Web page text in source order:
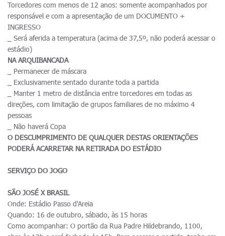
Torcedores com menos de 12 anos: somente acompanhados por
responsável e com a apresentação de um DOCUMENTO +
INGRESSO
_ Será aferida a temperatura (acima de 37,5º, não poderá acessar o
estádio)
NA ARQUIBANCADA
_ Permanecer de máscara
_ Exclusivamente sentado durante toda a partida
_ Manter 1 metro de distância entre torcedores em todas as
direções, com limitação de grupos familiares de no máximo 4
pessoas
_ Não haverá Copa
O DESCUMPRIMENTO DE QUALQUER DESTAS ORIENTAÇÕES
PODERÁ ACARRETAR NA RETIRADA DO ESTÁDIO
SERVIÇO DO JOGO
SÃO JOSÉ X BRASIL
Onde: Estádio Passo d'Areia
Quando: 16 de outubro, sábado, às 15 horas
Como acompanhar: O portão da Rua Padre Hildebrando, 1100,